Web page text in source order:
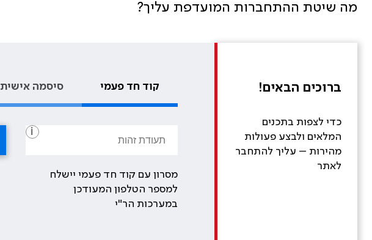
מה שיטת ההתחברות המועדפת עליך?
ברוכים הבאים!
כדי לצפות בתכנים
המלאים ולבצע פעולות
מהירות – עליך להתחבר
לאתר
קוד חד פעמי סיסמה אישית
i
מסרון עם קוד חד פעמי יישלח
למספר הטלפון המעודכן
במערכות הר"י